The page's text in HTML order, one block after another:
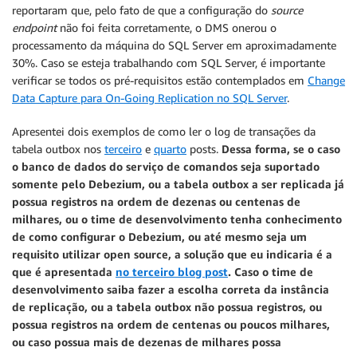
reportaram que, pelo fato de que a configuração do source
endpointnão foi feita corretamente, o DMS onerou o
processamento da máquina do SQL Server em aproximadamente
30%. Caso se esteja trabalhando com SQL Server, é importante
verificar se todos os pré-requisitos estão contemplados em Change
Data Capture para On-Going Replication no SQL Server.
Apresentei dois exemplos de como ler o log de transações da
tabela outbox nos terceiro e quarto posts. Dessa forma, se o caso
o banco de dados do serviço de comandos seja suportado
somente pelo Debezium, ou a tabela outbox a ser replicada já
possua registros na ordem de dezenas ou centenas de
milhares, ou o time de desenvolvimento tenha conhecimento
de como configurar o Debezium, ou até mesmo seja um
requisito utilizar open source, a solução que eu indicaria é a
que é apresentada no terceiro blog post. Caso o time de
desenvolvimento saiba fazer a escolha correta da instância
de replicação, ou a tabela outbox não possua registros, ou
possua registros na ordem de centenas ou poucos milhares,
ou caso possua mais de dezenas de milhares possa